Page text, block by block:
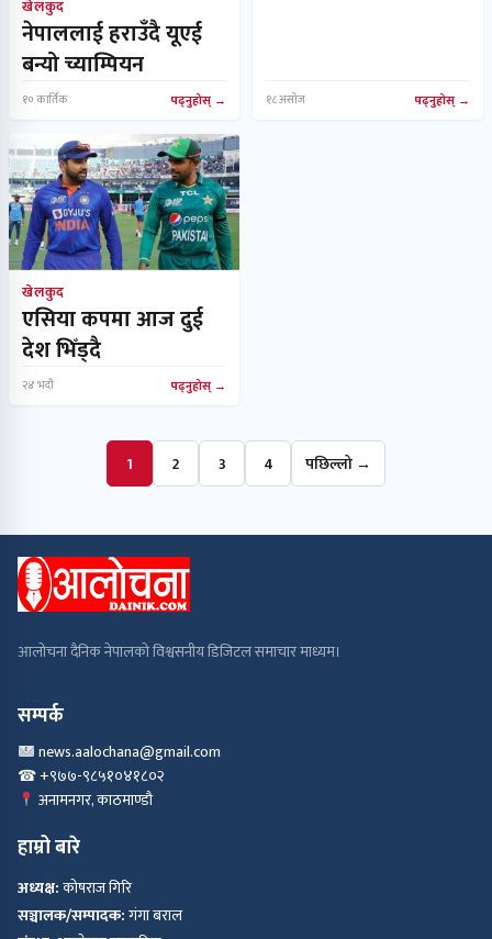
खेलकुद
नेपाललाई हराउँदै यूएई
बन्यो च्याम्पियन
१० कार्तिक पढ्नुहोस् १८ असोज पढ्नुहोस्
खेलकुद
एसिया कपमा आज दुई
देश भिँड्दै
२४ भदौ पढ्नुहोस्
1 2 3 4 पछिल्लो →
आलोचना दैनिक नेपालको विश्वसनीय डिजिटल समाचार माध्यम।
सम्पर्क
news.aalochana@gmail.com
☎ +९७७-९८५१०४१८०२
अनामनगर, काठमाण्डौ
हाम्रो बारे
अध्यक्ष:कोषराज गिरि
सञ्चालक/सम्पादक:गंगा बराल